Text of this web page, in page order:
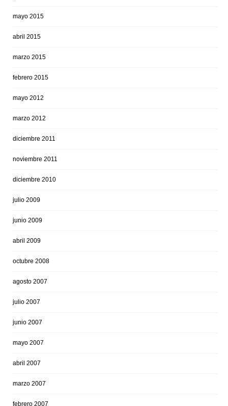
mayo 2015
abril 2015
marzo 2015
febrero 2015
mayo 2012
marzo 2012
diciembre 2011
noviembre 2011
diciembre 2010
julio 2009
junio 2009
abril 2009
octubre 2008
agosto 2007
julio 2007
junio 2007
mayo 2007
abril 2007
marzo 2007
febrero 2007